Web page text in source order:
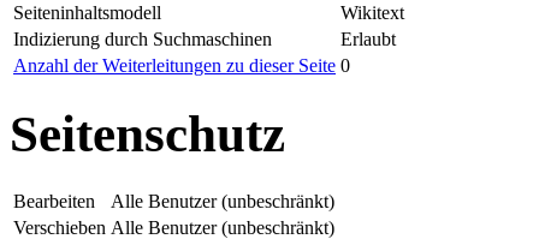
Seiteninhaltsmodell
Wikitext
Indizierung durch Suchmaschinen
Erlaubt
Anzahl der Weiterleitungen zu dieser Seite 0
Seitenschutz
Bearbeiten
Alle Benutzer (unbeschränkt)
Verschieben Alle Benutzer (unbeschränkt)